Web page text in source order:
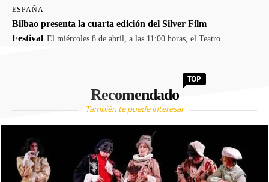
ESPAÑA
Bilbao presenta la cuarta edición del Silver Film
Festival El miércoles 8 de abril, a las 11:00 horas, el Teatro...
Recomendado
TOP
También te puede interesar